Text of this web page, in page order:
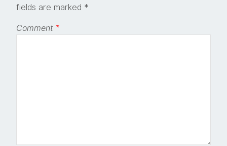
fields are marked *
Comment *